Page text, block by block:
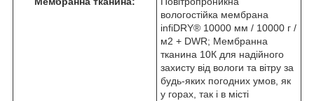
вологостійка мембрана
infiDRY® 10000 мм / 10000 г /
м2 + DWR; Мембранна
тканина 10К для надійного
захисту від вологи та вітру за
будь-яких погодних умов, як
у горах, так і в місті